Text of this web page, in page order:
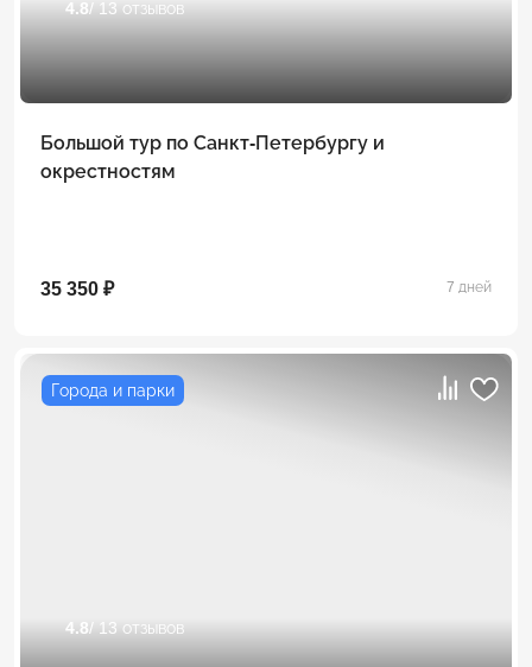
4.8/ 13 отзывов
Большой тур по Санкт-Петербургу и
окрестностям
35 350 ₽ 7 дней
Города и парки
4.8/ 13 отзывов